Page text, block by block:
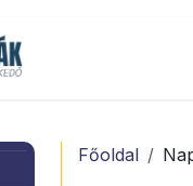
Főoldal